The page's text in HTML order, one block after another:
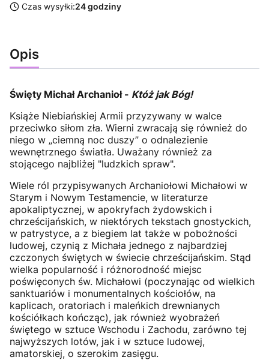
Czas wysyłki:24 godziny
Opis
Święty Michał Archanioł - Któż jak Bóg!
Książe Niebiańskiej Armii przyzywany w walce
przeciwko siłom zła. Wierni zwracają się również do
niego w „ciemną noc duszy” o odnalezienie
wewnętrznego światła. Uważany również za
stojącego najbliżej "ludzkich spraw".
Wiele ról przypisywanych Archaniołowi Michałowi w
Starym i Nowym Testamencie, w literaturze
apokaliptycznej, w apokryfach żydowskich i
chrześcijańskich, w niektórych tekstach gnostyckich,
w patrystyce, a z biegiem lat także w pobożności
ludowej, czynią z Michała jednego z najbardziej
czczonych świętych w świecie chrześcijańskim. Stąd
wielka popularność i różnorodność miejsc
poświęconych św. Michałowi (poczynając od wielkich
sanktuariów i monumentalnych kościołów, na
kaplicach, oratoriach i maleńkich drewnianych
kościółkach kończąc), jak również wyobrażeń
świętego w sztuce Wschodu i Zachodu, zarówno tej
najwyższych lotów, jak i w sztuce ludowej,
amatorskiej, o szerokim zasięgu.